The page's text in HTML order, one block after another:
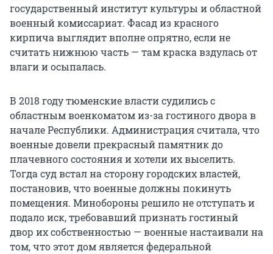
государственный институт культуры и областной
военный комиссариат. Фасад из красного
кирпича выглядит вполне опрятно, если не
считать нижнюю часть — там краска вздулась от
влаги и осыпалась.
В 2018 году тюменские власти судились с
областным военкоматом из-за гостиного двора в
начале Республики. Администрация считала, что
военные довели прекрасный памятник до
плачевного состояния и хотели их выселить.
Тогда суд встал на сторону городских властей,
постановив, что военные должны покинуть
помещения. Минобороны решило не отступать и
подало иск, требовавший признать гостиный
двор их собственностью — военные настаивали на
том, что этот дом является федеральной